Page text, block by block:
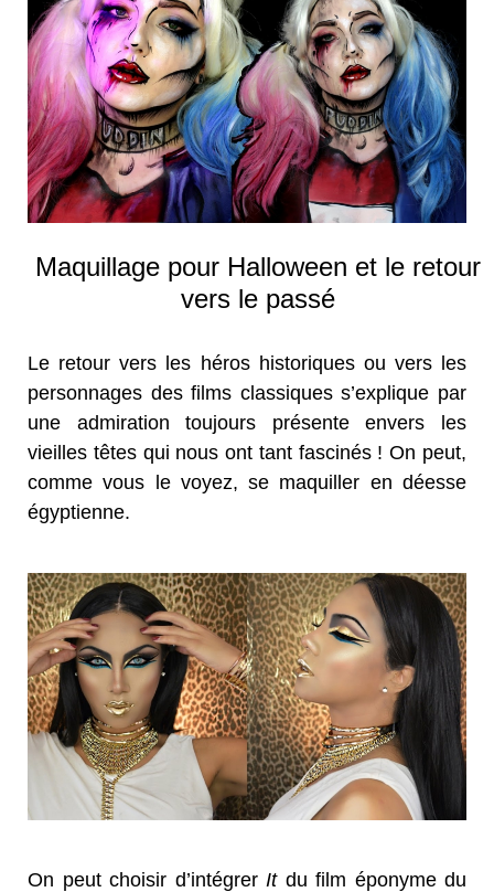
Maquillage pour Halloween et le retour
vers le passé
Le retour vers les héros historiques ou vers les
personnages des films classiques s’explique par
une admiration toujours présente envers les
vieilles têtes qui nous ont tant fascinés ! On peut,
comme vous le voyez, se maquiller en déesse
égyptienne.
On peut choisir d’intégrer Itdu film éponyme du